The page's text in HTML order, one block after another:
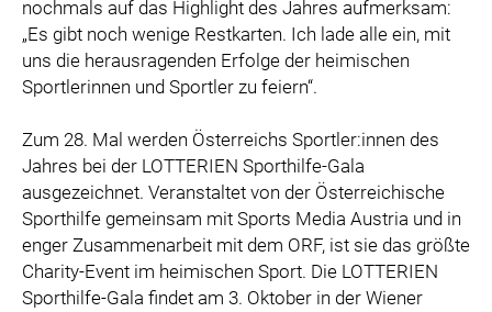
nochmals auf das Highlight des Jahres aufmerksam:
„Es gibt noch wenige Restkarten. Ich lade alle ein, mit
uns die herausragenden Erfolge der heimischen
Sportlerinnen und Sportler zu feiern“.
Zum 28. Mal werden Österreichs Sportler:innen des
Jahres bei der LOTTERIEN Sporthilfe-Gala
ausgezeichnet. Veranstaltet von der Österreichische
Sporthilfe gemeinsam mit Sports Media Austria und in
enger Zusammenarbeit mit dem ORF, ist sie das größte
Charity-Event im heimischen Sport. Die LOTTERIEN
Sporthilfe-Gala findet am 3. Oktober in der Wiener